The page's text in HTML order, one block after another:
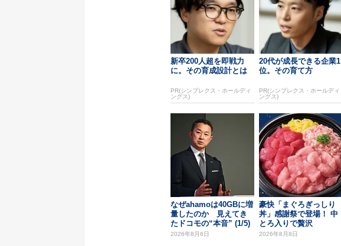
新卒200人超を即戦力
に。その育成設計とは
PR(シンプレクス・ホールディ
ングス)
20代が成長できる企業1
位。その育て方
PR(シンプレクス・ホールディ
ングス)
なぜahamoは40GBに増
量したのか 見えてき
たドコモの“本音” (1/5)
2026年8月6日
豪快「まぐろぎっしり
丼」感謝祭で登場！ 中
とろ入りで贅沢
2026年8月8日